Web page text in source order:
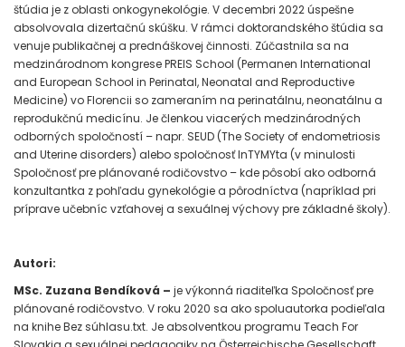
štúdia je z oblasti onkogynekológie. V decembri 2022 úspešne
absolvovala dizertačnú skúšku. V rámci doktorandského štúdia sa
venuje publikačnej a prednáškovej činnosti. Zúčastnila sa na
medzinárodnom kongrese PREIS School (Permanen International
and European School in Perinatal, Neonatal and Reproductive
Medicine) vo Florencii so zameraním na perinatálnu, neonatálnu a
reprodukčnú medicínu. Je členkou viacerých medzinárodných
odborných spoločností – napr. SEUD (The Society of endometriosis
and Uterine disorders) alebo spoločnosť InTYMYta (v minulosti
Spoločnosť pre plánované rodičovstvo – kde pôsobí ako odborná
konzultantka z pohľadu gynekológie a pôrodníctva (napríklad pri
príprave učebníc vzťahovej a sexuálnej výchovy pre základné školy).
Autori:
MSc. Zuzana Bendíková – je výkonná riaditeľka Spoločnosť pre
plánované rodičovstvo. V roku 2020 sa ako spoluautorka podieľala
na knihe Bez súhlasu.txt. Je absolventkou programu Teach For